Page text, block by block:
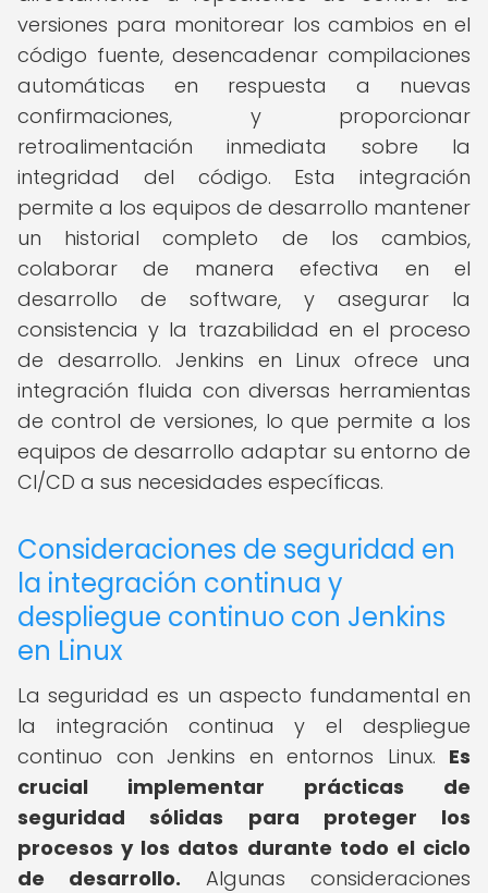
versiones para monitorear los cambios en el
código fuente, desencadenar compilaciones
automáticas en respuesta a nuevas
confirmaciones, y proporcionar
retroalimentación inmediata sobre la
integridad del código. Esta integración
permite a los equipos de desarrollo mantener
un historial completo de los cambios,
colaborar de manera efectiva en el
desarrollo de software, y asegurar la
consistencia y la trazabilidad en el proceso
de desarrollo. Jenkins en Linux ofrece una
integración fluida con diversas herramientas
de control de versiones, lo que permite a los
equipos de desarrollo adaptar su entorno de
CI/CD a sus necesidades específicas.
Consideraciones de seguridad en
la integración continua y
despliegue continuo con Jenkins
en Linux
La seguridad es un aspecto fundamental en
la integración continua y el despliegue
continuo con Jenkins en entornos Linux. Es
crucial implementar prácticas de
seguridad sólidas para proteger los
procesos y los datos durante todo el ciclo
de desarrollo. Algunas consideraciones